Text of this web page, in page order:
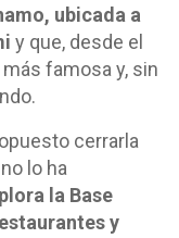
ubicada a
y que, desde el
famosa y, sin
cerrarla
lo ha
la Base
y